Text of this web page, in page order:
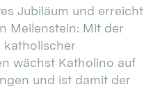
Jubiläum und erreicht
Meilenstein: Mit der
katholischer
wächst Katholino auf
und ist damit der